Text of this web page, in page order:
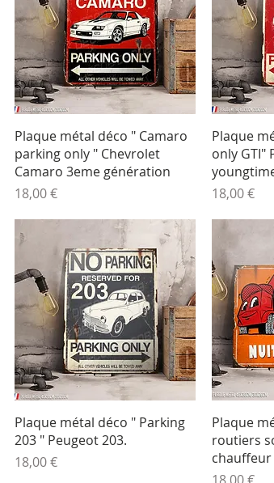
Aperçu rapide
Plaque métal déco " Camaro
parking only " Chevrolet
Camaro 3eme génération
Prix
18,00 €
Plaque
only GTI"
Prix
18,00 €
Aperçu rapide
Plaque métal déco " Parking
203 " Peugeot 203.
Prix
18,00 €
Plaque
routiers
Prix